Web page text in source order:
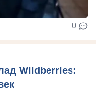
0
Wildberries: